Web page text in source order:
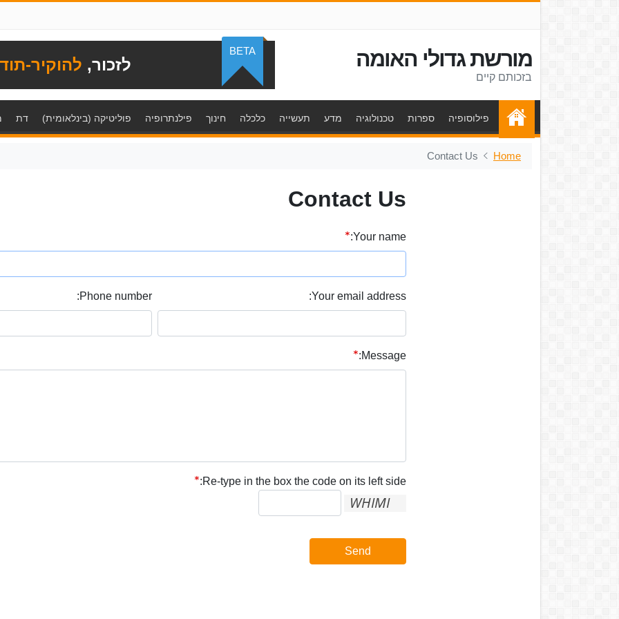
מורשת גדולי האומה
בזכותם קיים
לזכור, להוקיר-
BETA
פילוסופיה ספרות טכנולוגיה מדע תעשייה כלכלה חינוך פילנתרופיה פוליטיקה (בינלאומית) דת
Home
Contact Us
Contact Us
Your name:
Your email address:
Phone number:
Message:
Re-type in the box the code on its left side:
Send